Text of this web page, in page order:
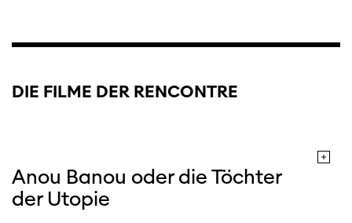
DIE FILME DER RENCONTRE
Anou Banou oder die Töchter
der Utopie